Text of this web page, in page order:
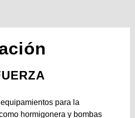
para la
hormigonera y bombas